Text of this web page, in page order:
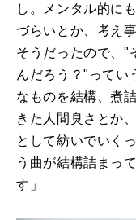
し。メンタル的に
づらいとか、考え
そうだったので、"
んだろう？"ってい
なものを結構、煮
きた人間臭さとか
として紡いでいく
う曲が結構詰まっ
す」